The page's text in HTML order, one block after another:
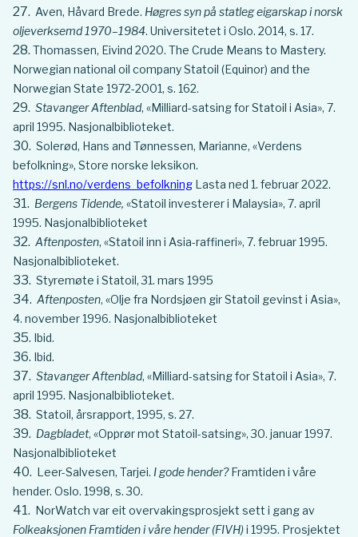
Aven, Håvard Brede. Høgres syn på statleg eigarskap i norsk
oljeverksemd 1970–1984. Universitetet i Oslo. 2014, s. 17.
Thomassen, Eivind 2020. The Crude Means to Mastery.
Norwegian national oil company Statoil (Equinor) and the
Norwegian State 1972-2001, s. 162.
Stavanger Aftenblad, «Milliard-satsing for Statoil i Asia», 7.
april 1995. Nasjonalbiblioteket.
Solerød, Hans and Tønnessen, Marianne, «Verdens
befolkning», Store norske leksikon.
https://snl.no/verdens_befolkning Lasta ned 1. februar 2022.
Bergens Tidende, «Statoil investerer i Malaysia», 7. april
1995. Nasjonalbiblioteket
Aftenposten, «Statoil inn i Asia-raffineri», 7. februar 1995.
Nasjonalbiblioteket.
Styremøte i Statoil, 31. mars 1995
Aftenposten, «Olje fra Nordsjøen gir Statoil gevinst i Asia»,
4. november 1996. Nasjonalbiblioteket
Ibid.
Ibid.
Stavanger Aftenblad, «Milliard-satsing for Statoil i Asia», 7.
april 1995. Nasjonalbiblioteket.
Statoil, årsrapport, 1995, s. 27.
Dagbladet, «Opprør mot Statoil-satsing», 30. januar 1997.
Nasjonalbiblioteket
Leer-Salvesen, Tarjei. I gode hender?Framtiden i våre
hender. Oslo. 1998, s. 30.
NorWatch var eit overvakingsprosjekt sett i gang av
Folkeaksjonen Framtiden i våre hender (FIVH)i 1995. Prosjektet